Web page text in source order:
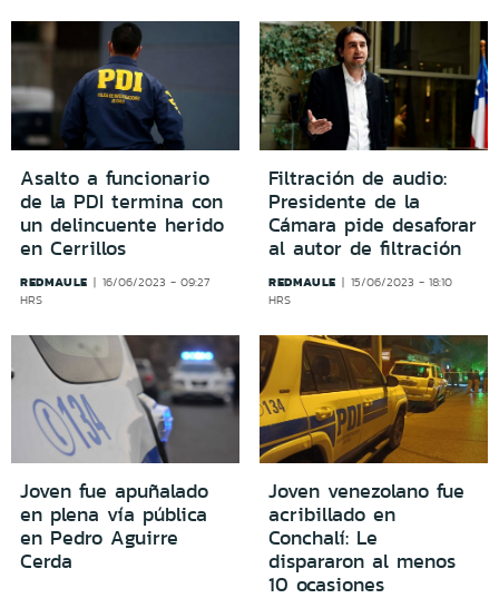
Asalto a funcionario
de la PDI termina con
un delincuente herido
en Cerrillos
REDMAULE
16/06/2023 - 09:27
HRS
Filtración de audio:
Presidente de la
Cámara pide desaforar
al autor de filtración
REDMAULE
15/06/2023 - 18:10
HRS
Joven fue apuñalado
en plena vía pública
en Pedro Aguirre
Cerda
Joven venezolano fue
acribillado en
Conchalí: Le
dispararon al menos
10 ocasiones